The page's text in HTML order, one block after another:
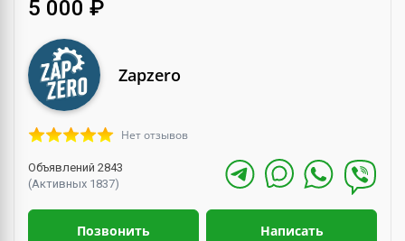
5 000 ₽
Zapzero
Нет отзывов
Объявлений 2843
(Активных 1837)
Позвонить Написать